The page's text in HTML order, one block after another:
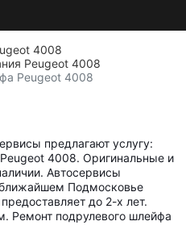
4008
Peugeot 4008
Peugeot 4008
предлагают услугу:
4008. Оригинальные и
Автосервисы
Подмосковье
до 2-х лет.
Ремонт подрулевого шлейфа